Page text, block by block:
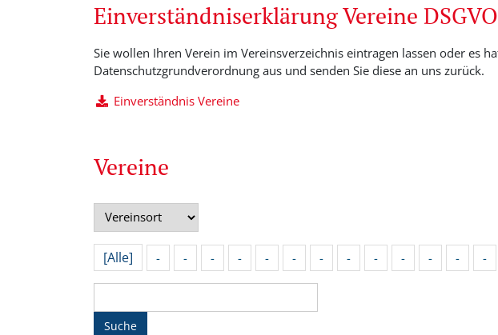
Einverständniserklärung Vereine DSGVO
Sie wollen Ihren Verein im Vereinsverzeichnis eintragen lassen oder es
Datenschutzgrundverordnung aus und senden Sie diese an uns zurück.
Einverständnis Vereine
Vereine
[Alle] - - - - - - - - - - - - -
Suche